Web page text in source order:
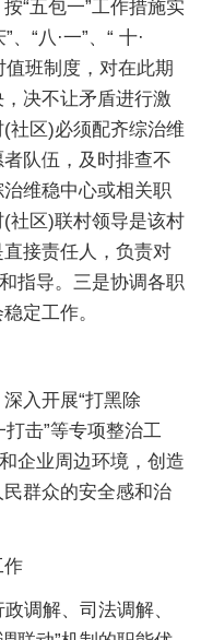
“五包一”工作措施实
、“八·一”、“ 十·
值班制度，对在此期
决不让矛盾进行激
社区)必须配齐综治维
队伍，及时排查不
维稳中心或相关职
社区)联村领导是该村
接责任人，负责对
指导。三是协调各职
定工作。
入开展“打黑除
打击”等专项整治工
企业周边环境，创造
群众的安全感和治
作
调解、司法调解、